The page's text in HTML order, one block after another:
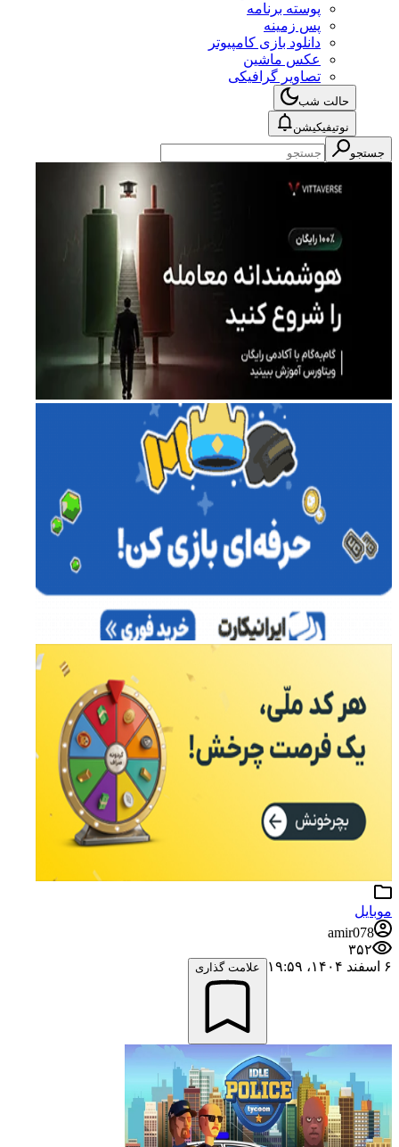
پوسته برنامه
پس زمینه
دانلود بازی کامپیوتر
عکس ماشین
تصاویر گرافیکی
حالت شب
نوتیفیکیشن
جستجو
موبایل
amir078
۳۵۲
۶ اسفند ۱۴۰۴،‏ ۱۹:۵۹
علامت گذاری